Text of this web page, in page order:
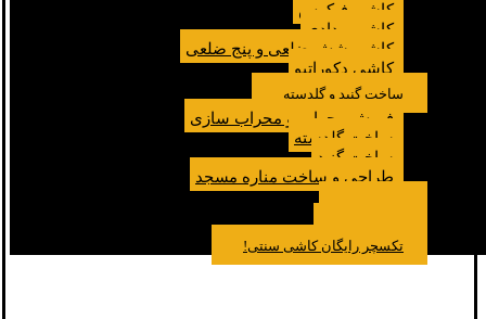
کاشی فیکوس
کاشی مدادی
کاشی شش ضلعی و پنج ضلعی
کاشی دکوراتیو
ساخت گنبد و گلدسته
فروش محراب و محراب سازی
ساخت گلدسته
ساخت گنبد
طراحی و ساخت مناره مسجد
تکسچر رایگان کاشی سنتی!